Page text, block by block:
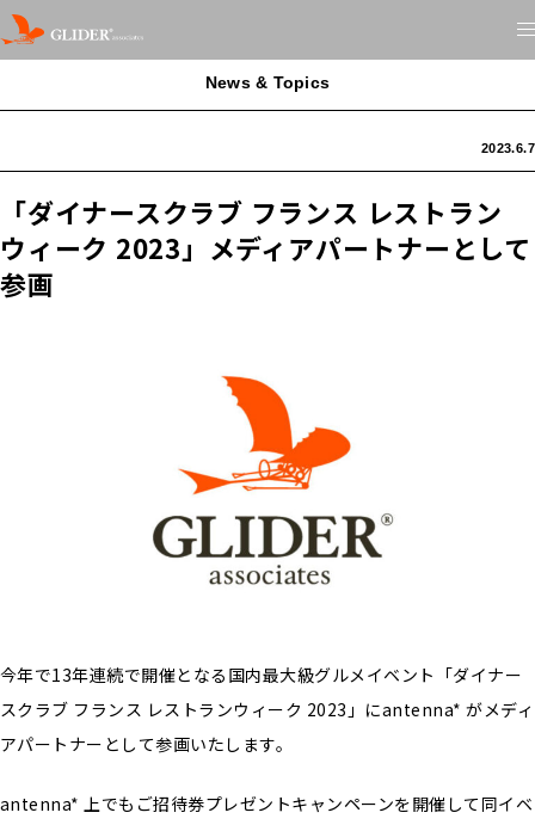
News & Topics
2023.6.7
「ダイナースクラブ フランス レストラン
ウィーク 2023」メディアパートナーとして
参画
今年で13年連続で開催となる国内最大級グルメイベント「ダイナー
スクラブ フランス レストランウィーク 2023」にantenna* がメディ
アパートナーとして参画いたします。
antenna* 上でもご招待券プレゼントキャンペーンを開催して同イベ